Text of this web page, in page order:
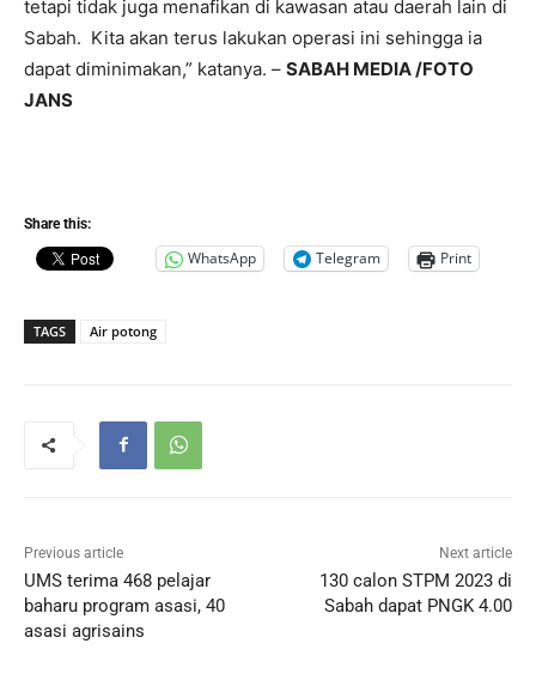
tetapi tidak juga menafikan di kawasan atau daerah lain di
Sabah. Kita akan terus lakukan operasi ini sehingga ia
dapat diminimakan,” katanya. – SABAH MEDIA /FOTO
JANS
Share this:
WhatsApp Telegram Print
TAGS Air potong
Previous article
UMS terima 468 pelajar
baharu program asasi, 40
asasi agrisains
Next article
130 calon STPM 2023 di
Sabah dapat PNGK 4.00